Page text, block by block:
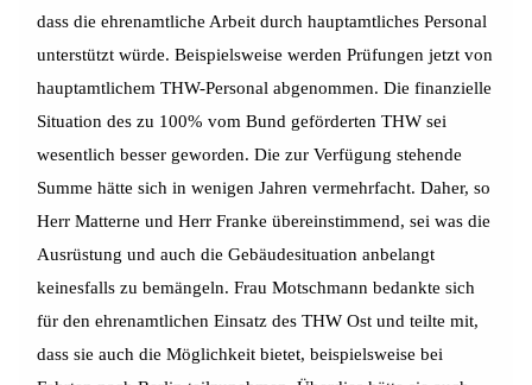
dass die ehrenamtliche Arbeit durch hauptamtliches Personal
unterstützt würde. Beispielsweise werden Prüfungen jetzt von
hauptamtlichem THW-Personal abgenommen. Die finanzielle
Situation des zu 100% vom Bund geförderten THW sei
wesentlich besser geworden. Die zur Verfügung stehende
Summe hätte sich in wenigen Jahren vermehrfacht. Daher, so
Herr Matterne und Herr Franke übereinstimmend, sei was die
Ausrüstung und auch die Gebäudesituation anbelangt
keinesfalls zu bemängeln. Frau Motschmann bedankte sich
für den ehrenamtlichen Einsatz des THW Ost und teilte mit,
dass sie auch die Möglichkeit bietet, beispielsweise bei